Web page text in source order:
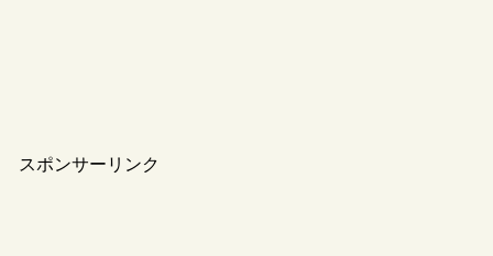
スポンサーリンク